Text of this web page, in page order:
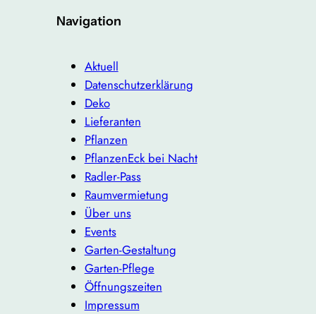
Navigation
Aktuell
Datenschutzerklärung
Deko
Lieferanten
Pflanzen
PflanzenEck bei Nacht
Radler-Pass
Raumvermietung
Über uns
Events
Garten-Gestaltung
Garten-Pflege
Öffnungszeiten
Impressum